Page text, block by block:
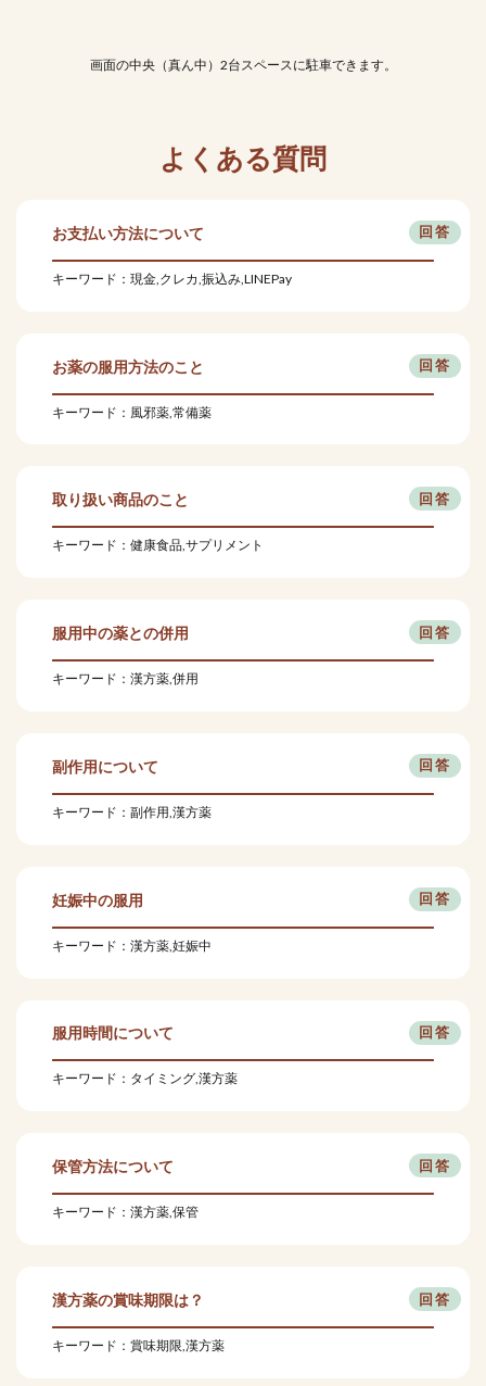
画面の中央（真ん中）2台スペースに駐車できます。
よくある質問
お支払い方法について
キーワード：現金,クレカ,振込み,LINEPay
お薬の服用方法のこと
キーワード：風邪薬,常備薬
取り扱い商品のこと
キーワード：健康食品,サプリメント
服用中の薬との併用
キーワード：漢方薬,併用
副作用について
キーワード：副作用,漢方薬
妊娠中の服用
キーワード：漢方薬,妊娠中
服用時間について
キーワード：タイミング,漢方薬
保管方法について
キーワード：漢方薬,保管
漢方薬の賞味期限は？
キーワード：賞味期限,漢方薬